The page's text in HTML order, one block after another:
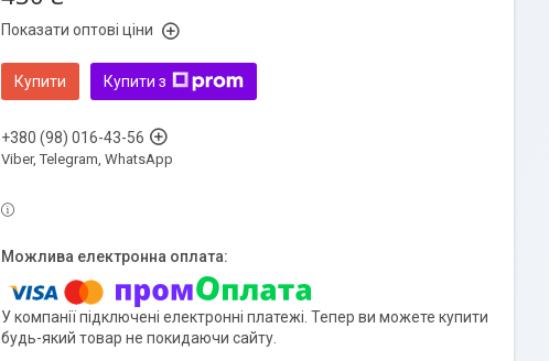
Показати оптові ціни
Купити Купити з
+380 (98) 016-43-56
Viber, Telegram, WhatsApp
У компанії підключені електронні платежі. Тепер ви можете купити
будь-який товар не покидаючи сайту.